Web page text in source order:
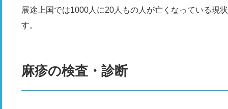
展途上国では1000人に20人もの人が亡くなっている現
す。
麻疹の検査・診断